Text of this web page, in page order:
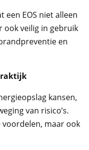
een EOS niet alleen
ook veilig in gebruik
en
kansen,
van risico’s.
maar ook